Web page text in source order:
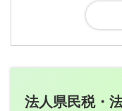
法人県民税・